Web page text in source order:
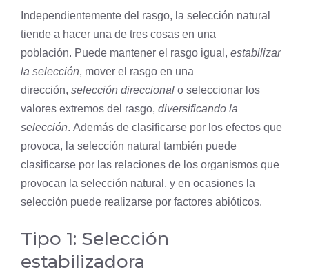
Independientemente del rasgo, la selección natural
tiende a hacer una de tres cosas en una
población. Puede mantener el rasgo igual, estabilizar
la selección, mover el rasgo en una
dirección, selección direccional o seleccionar los
valores extremos del rasgo, diversificando la
selección. Además de clasificarse por los efectos que
provoca, la selección natural también puede
clasificarse por las relaciones de los organismos que
provocan la selección natural, y en ocasiones la
selección puede realizarse por factores abióticos.
Tipo 1: Selección
estabilizadora